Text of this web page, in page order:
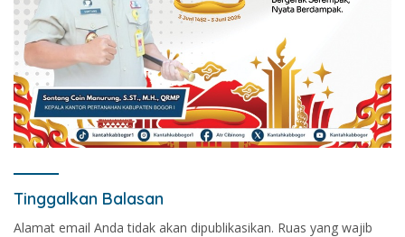
Tinggalkan Balasan
Alamat email Anda tidak akan dipublikasikan. Ruas yang wajib